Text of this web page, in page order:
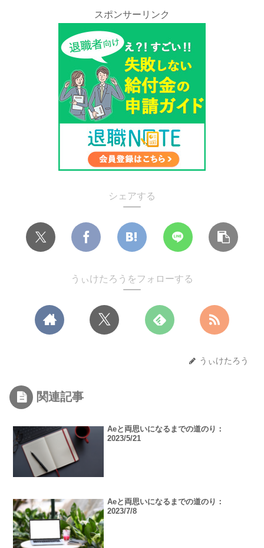
スポンサーリンク
シェアする
うぃけたろうをフォローする
うぃけたろう
関連記事
Aeと両思いになるまでの道のり：
2023/5/21
Aeと両思いになるまでの道のり：
2023/7/8